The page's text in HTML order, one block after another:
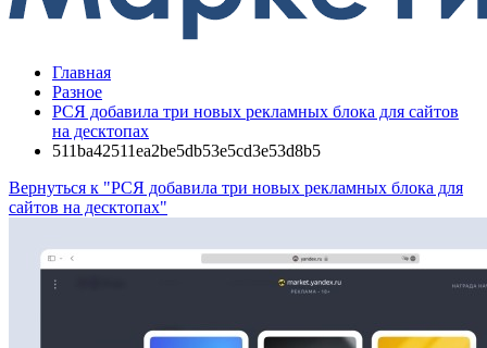
Главная
Разное
РСЯ добавила три новых рекламных блока для сайтов
на десктопах
511ba42511ea2be5db53e5cd3e53d8b5
Вернуться к "РСЯ добавила три новых рекламных блока для
сайтов на десктопах"